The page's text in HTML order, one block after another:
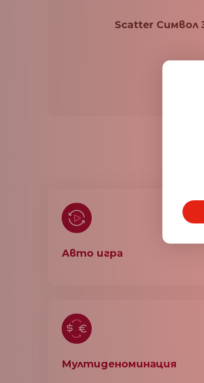
Scatter Символ
Авто игра
Мултиденоминация